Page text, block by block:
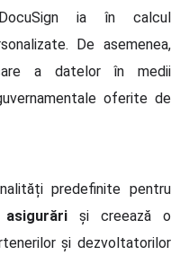
DocuSign ia în calcul
De asemenea,
a datelor în medii
oferite de
predefinite pentru
și creează o
și dezvoltatorilor